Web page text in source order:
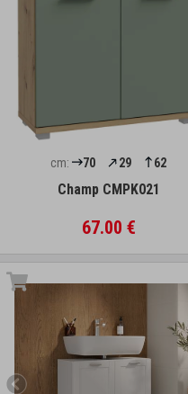
cm: 70 29 62
Champ CMPK021
67.00 €